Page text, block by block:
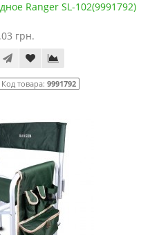
Ranger SL-102(9991792)
грн.
Код товара: 9991792